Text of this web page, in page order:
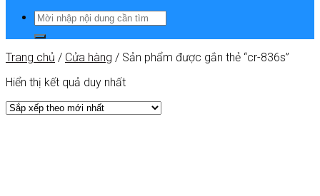
Trang chủ / Cửa hàng / Sản phẩm được gắn thẻ “cr-836s”
Hiển thị kết quả duy nhất